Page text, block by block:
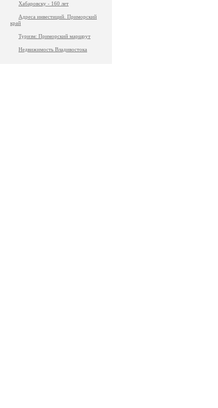
Хабаровску - 160 лет
Адреса инвестиций. Приморский
край
Туризм: Приморский маршрут
Недвижимость Владивостока